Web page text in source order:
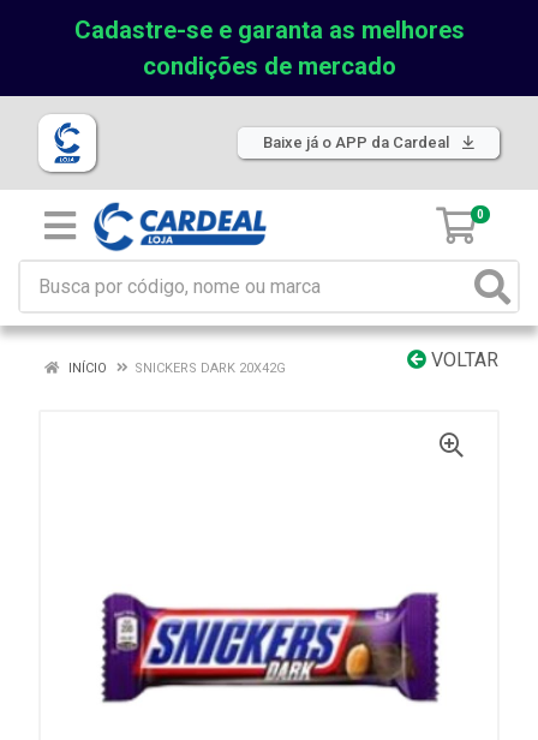
Cadastre-se e garanta as melhores
condições de mercado
Baixe já o APP da Cardeal
0
VOLTAR
INÍCIO SNICKERS DARK 20X42G